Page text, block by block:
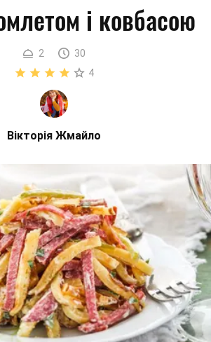
і ковбасою
2
30
4
Вікторія Жмайло